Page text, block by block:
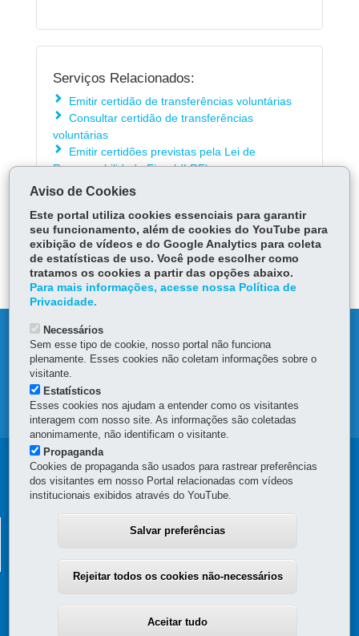
Serviços Relacionados:
Emitir certidão de transferências voluntárias
Consultar certidão de transferências
voluntárias
Emitir certidões previstas pela Lei de
Responsabilidade Fiscal (LRF)
Confirmar certidões emitidas pela Sefa
ÓRGÃO RESPONSÁVEL
DEIXE SUA OPINIÃO
MAPA DO SITE
DENUNCIE CORRUPÇÃO
Navegação
principal
SECRETARIA DA FAZENDA
Aviso de Cookies
Este portal utiliza cookies essenciais para garantir
seu funcionamento, além de cookies do YouTube para
exibição de vídeos e do Google Analytics para coleta
de estatísticas de uso. Você pode escolher como
tratamos os cookies a partir das opções abaixo.
Para mais informações, acesse nossa Política de
Privacidade.
Necessários
Sem esse tipo de cookie, nosso portal não funciona
plenamente. Esses cookies não coletam informações sobre o
visitante.
Estatísticos
Esses cookies nos ajudam a entender como os visitantes
interagem com nosso site. As informações são coletadas
anonimamente, não identificam o visitante.
Propaganda
Cookies de propaganda são usados para rastrear preferências
dos visitantes em nosso Portal relacionadas com vídeos
institucionais exibidos através do YouTube.
Salvar preferências
Rejeitar todos os cookies não-necessários
Aceitar tudo